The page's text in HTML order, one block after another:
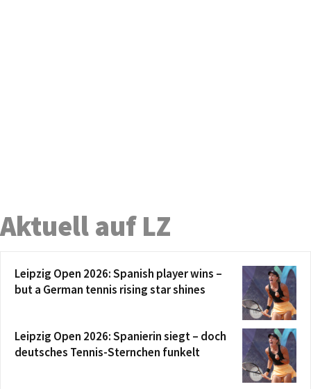
Aktuell auf LZ
Leipzig Open 2026: Spanish player wins –
but a German tennis rising star shines
Leipzig Open 2026: Spanierin siegt – doch
deutsches Tennis-Sternchen funkelt